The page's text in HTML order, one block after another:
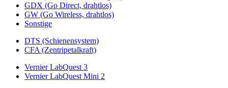
GDX (Go Direct, drahtlos)
GW (Go Wireless, drahtlos)
Sonstige
DTS (Schienensystem)
CFA (Zentripetalkraft)
Vernier LabQuest 3
Vernier LabQuest Mini 2